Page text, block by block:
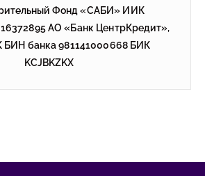
Фонд «САБИ» ИИК
АО «Банк ЦентрКредит»,
БИН банка 981141000668 БИК
KCJBKZKX